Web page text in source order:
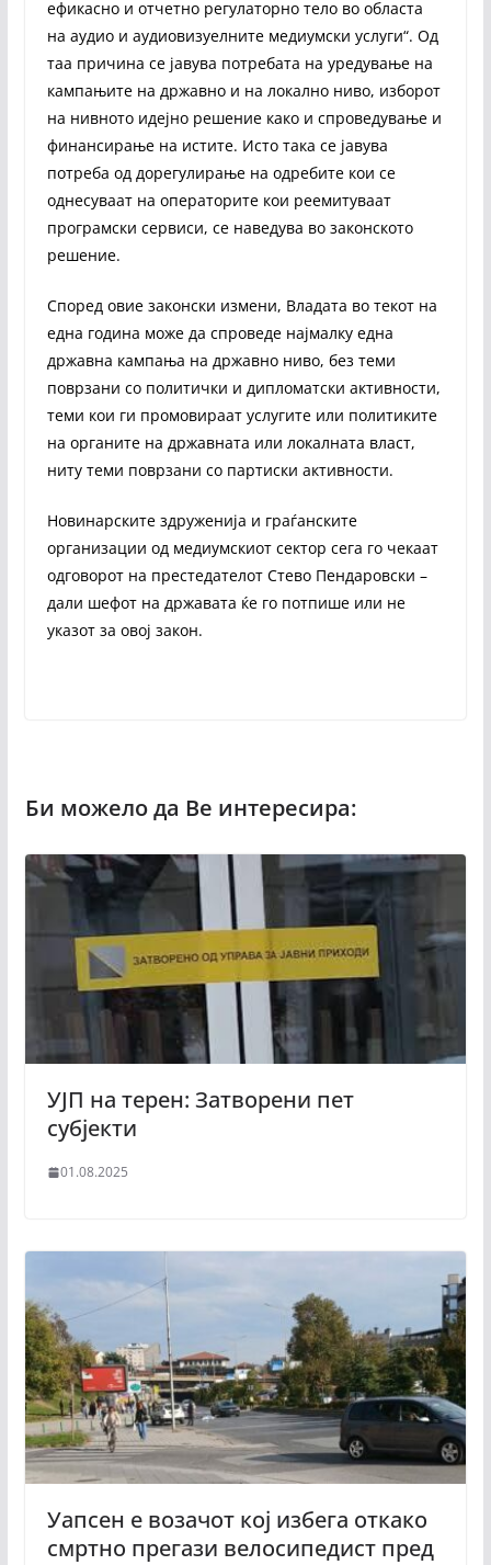
ефикасно и отчетно регулаторно тело во областа
на аудио и аудиовизуелните медиумски услуги“. Од
таа причина се јавува потребата на уредување на
кампањите на државно и на локално ниво, изборот
на нивното идејно решение како и спроведување и
финансирање на истите. Исто така се јавува
потреба од дорегулирање на одребите кои се
однесуваат на операторите кои реемитуваат
програмски сервиси, се наведува во законското
решение.
Според овие законски измени, Владата во текот на
една година може да спроведе најмалку една
државна кампања на државно ниво, без теми
поврзани со политички и дипломатски активности,
теми кои ги промовираат услугите или политиките
на органите на државната или локалната власт,
ниту теми поврзани со партиски активности.
Новинарските здруженија и граѓанските
организации од медиумскиот сектор сега го чекаат
одговорот на престедателот Стево Пендаровски –
дали шефот на државата ќе го потпише или не
указот за овој закон.
УЈП на терен: Затворени пет
субјекти
01.08.2025
Уапсен е возачот кој избега откако
смртно прегази велосипедист пред